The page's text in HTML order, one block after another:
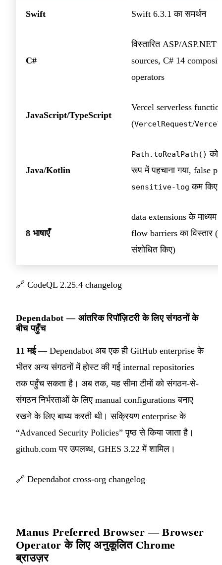
Swift Swift 6.3.1 का समर्थन
C#
विस्तारित ASP/ASP.NET
sources, C# 14
operators
JavaScript/TypeScript
Vercel serverless
(VercelRequest/
Java/Kotlin
Path.toRealPath() को
रूप में पहचाना गया, false
sensitive-log कम किए
8 भाषाएँ
data extensions के माध्यम
flow barriers का विस्तार
संशोधित किए)
🔗 CodeQL 2.25.4 changelog
Dependabot — आंतरिक रिपॉज़िटरी के लिए संगठनों के
बीच पहुँच
11 मई— Dependabot अब एक ही GitHub enterprise के
भीतर अन्य संगठनों में होस्ट की गई internal repositories
तक पहुँच सकता है। अब तक, यह सीमा टीमों को संगठन-से-
संगठन निर्भरताओं के लिए manual configurations बनाए
रखने के लिए बाध्य करती थी। सक्रियण enterprise के
“Advanced Security Policies” पृष्ठ से किया जाता है।
github.com पर उपलब्ध, GHES 3.22 में शामिल।
🔗 Dependabot cross-org changelog
Manus Preferred Browser — Browser
Operator के लिए अनुकूलित Chrome
ब्राउज़र